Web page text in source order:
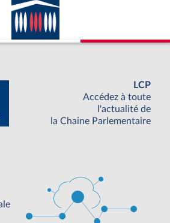
LCP
Accédez à toute
l'actualité de
la Chaine Parlementaire